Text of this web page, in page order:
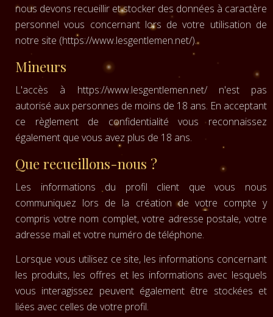
nous devons recueillir et stocker des données à caractère
personnel vous concernant lors de votre utilisation de
notre site (https://www.lesgentlemen.net/).
Mineurs
L'accès à https://www.lesgentlemen.net/ n'est pas
autorisé aux personnes de moins de 18 ans. En acceptant
ce règlement de confidentialité vous reconnaissez
également que vous avez plus de 18 ans.
Que recueillons-nous ?
Les informations du profil client que vous nous
communiquez lors de la création de votre compte y
compris votre nom complet, votre adresse postale, votre
adresse mail et votre numéro de téléphone.
Lorsque vous utilisez ce site, les informations concernant
les produits, les offres et les informations avec lesquels
vous interagissez peuvent également être stockées et
liées avec celles de votre profil.